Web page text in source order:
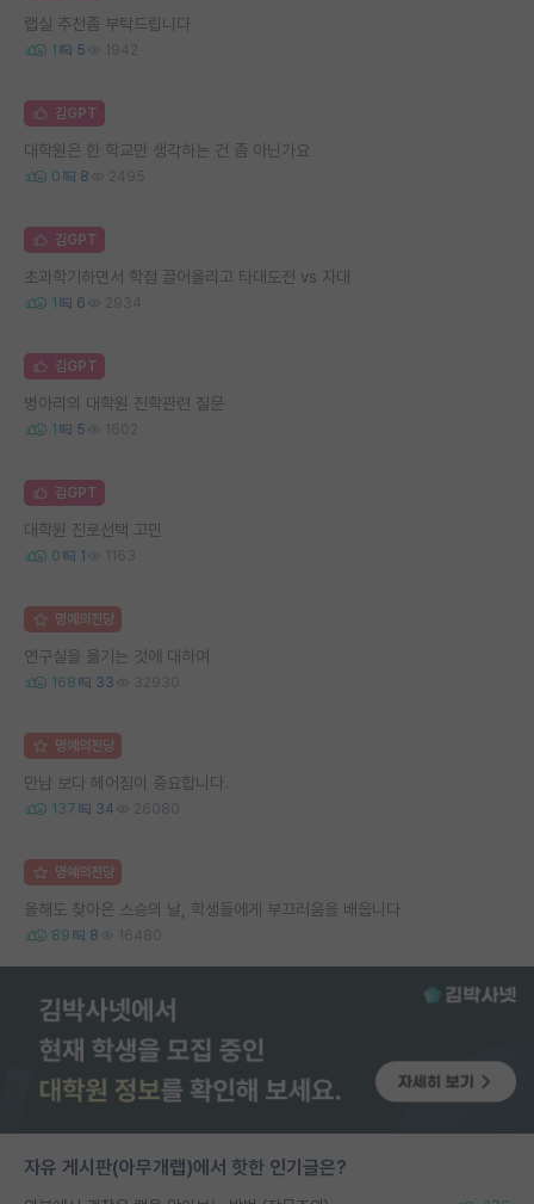
랩실 추천좀 부탁드립니다
1 5 1942
김GPT
대학원은 한 학교만 생각하는 건 좀 아닌가요
0 8 2495
김GPT
초과학기하면서 학점 끌어올리고 타대도전 vs 자대
1 6 2934
김GPT
병아리의 대학원 진학관련 질문
1 5 1602
김GPT
대학원 진로선택 고민
0 1 1163
명예의전당
연구실을 옮기는 것에 대하여
168 33 32930
명예의전당
만남 보다 헤어짐이 중요합니다.
137 34 26080
명예의전당
올해도 찾아온 스승의 날, 학생들에게 부끄러움을 배웁니다
89 8 16480
자유 게시판(아무개랩)에서 핫한 인기글은?